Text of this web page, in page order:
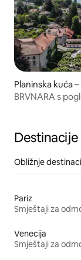
Planinska kuća
BRVNARA s
Obližnje
Pariz
Smještaji za
Venecija
Smještaji za